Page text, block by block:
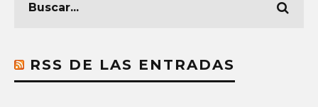
RSS DE LAS ENTRADAS